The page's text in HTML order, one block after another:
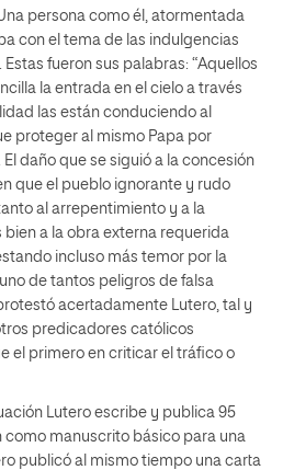
persona como él, atormentada
con el tema de las indulgencias
fueron sus palabras: “Aquellos
la entrada en el cielo a través
las están conduciendo al
proteger al mismo Papa por
daño que se siguió a la concesión
que el pueblo ignorante y rudo
al arrepentimiento y a la
a la obra externa requerida
incluso más temor por la
de tantos peligros de falsa
acertadamente Lutero, tal y
predicadores católicos
el primero en criticar el tráfico o
Lutero escribe y publica 95
como manuscrito básico para una
publicó al mismo tiempo una carta